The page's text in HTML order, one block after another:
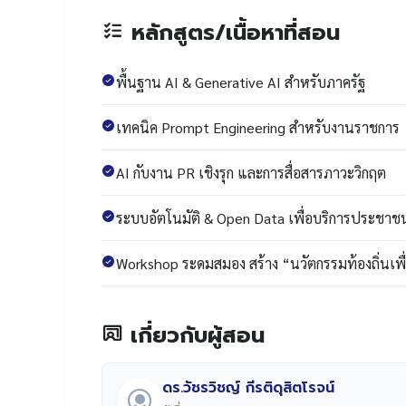
หลักสูตร/เนื้อหาที่สอน
พื้นฐาน AI & Generative AI สำหรับภาครัฐ
เทคนิค Prompt Engineering สำหรับงานราชการ
AI กับงาน PR เชิงรุก และการสื่อสารภาวะวิกฤต
ระบบอัตโนมัติ & Open Data เพื่อบริการประชาช
Workshop ระดมสมอง สร้าง “นวัตกรรมท้องถิ่น
เกี่ยวกับผู้สอน
ดร.วัชรวิชญ์ กีรติดุสิตโรจน์